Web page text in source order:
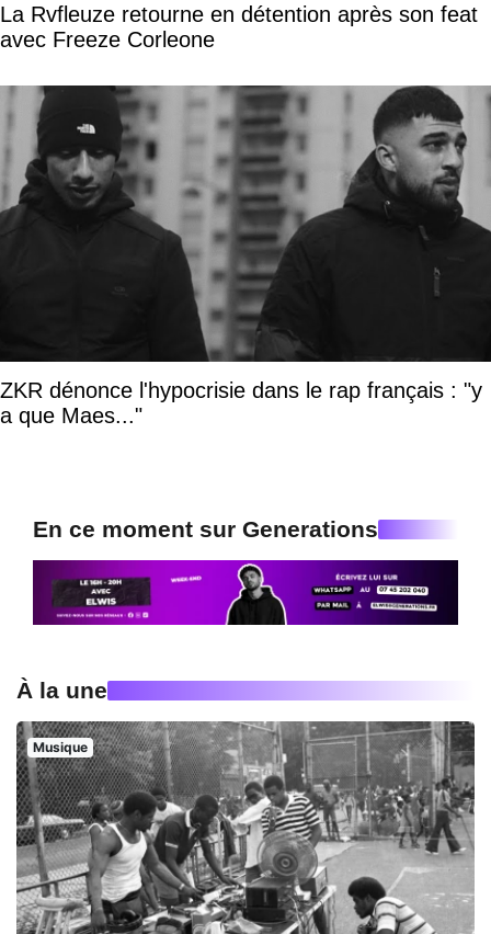
La Rvfleuze retourne en détention après son feat
avec Freeze Corleone
ZKR dénonce l'hypocrisie dans le rap français : "y
a que Maes..."
En ce moment sur Generations
À la une
Musique